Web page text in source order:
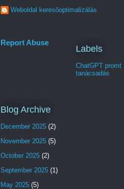
Weboldal keresőoptimalizálás
Report Abuse
Labels
ChatGPT promt
tanácsadás
Blog Archive
December 2025 (2)
November 2025 (5)
October 2025 (2)
September 2025 (1)
May 2025 (5)